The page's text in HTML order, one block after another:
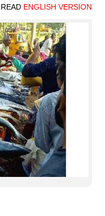
READ ENGLISH VERSION